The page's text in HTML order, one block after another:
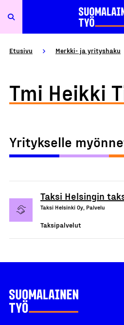
Etusivu Merkki- ja yrityshaku
Tmi Heikki
Yritykselle
Taksi Helsingin
Taksi Helsinki Oy, Palvelu
Taksipalvelut